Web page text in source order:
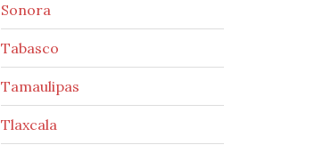
Sonora
Tabasco
Tamaulipas
Tlaxcala